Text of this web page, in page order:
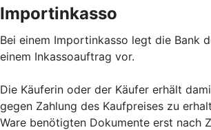
Importinkasso
Bei einem Importinkasso legt die Bank
einem Inkassoauftrag vor.
Die Käuferin oder der Käufer erhält
gegen Zahlung des Kaufpreises zu
Ware benötigten Dokumente erst nach